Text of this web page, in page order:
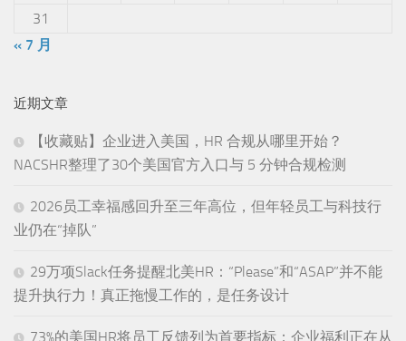
31
« 7 月
近期文章
【收藏贴】企业进入美国，HR 合规从哪里开始？
NACSHR整理了30个美国官方入口与 5 分钟合规检测
2026员工幸福感回升至三年高位，但年轻员工与科技行
业仍在“掉队”
29万项Slack任务提醒北美HR：“Please”和“ASAP”并不能
提升执行力！真正拖慢工作的，是任务设计
73%的美国HR将员工反馈列为首要指标：企业福利正在从